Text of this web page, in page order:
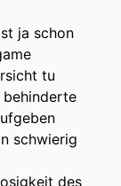
ja schon
tu
behinderte
schwierig
des